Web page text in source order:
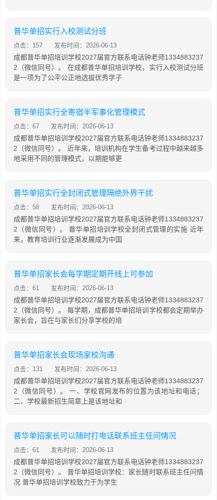
普华单招实行入校测试分班
点击：157 发布时间：2026-06-13
成都普华单招培训学校2027届官方联系电话钟老师1334883237
2（微信同号）。 在成都普华单招培训学校，实行入校测试分班
是一项为了公平公正地选拔优秀学子
普华单招实行全寄宿半军事化管理模式
点击：67 发布时间：2026-06-13
成都普华单招培训学校2027届官方联系电话钟老师1334883237
2（微信同号）。 近年来，培训机构在学生备考过程中越来越多
地采用不同的管理模式，以期能够更
普华单招实行全封闭式管理隔绝外界干扰
点击：58 发布时间：2026-06-13
成都普华单招培训学校2027届官方联系电话钟老师1334883237
2（微信同号）。 普华单招培训学校全封闭式管理的实施 近年
来，教育培训行业逐渐发展成为中国
普华单招家长会每学期定期开线上可参加
点击：61 发布时间：2026-06-13
成都普华单招培训学校2027届官方联系电话钟老师1334883237
2（微信同号）。 每学期，成都普华单招培训学校都会定期举办
家长会，旨在与家长们分享学校的培
普华单招家长会现场家校沟通
点击：131 发布时间：2026-06-13
成都普华单招培训学校2027届官方联系电话钟老师1334883237
2（微信同号）。 一、学校官网发布的位置为该地址和电话；
二、学校最新招生简章上是该地址和
普华单招家长可以随时打电话联系班主任问情况
点击：61 发布时间：2026-06-13
成都普华单招培训学校2027届官方联系电话钟老师1334883237
2（微信同号）。 普华单招培训学校：家长随时联系班主任问情
况 普华单招培训学校致力于为学生